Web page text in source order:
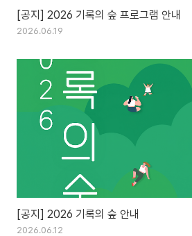
[공지] 2026 기록의 숲 프로그램 안내
2026.06.19
[공지] 2026 기록의 숲 안내
2026.06.12